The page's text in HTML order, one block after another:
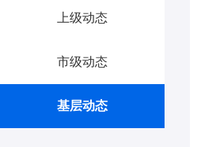
上级动态
市级动态
基层动态